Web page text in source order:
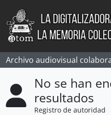
Skip to main content
Archivo audiovisual
No se han
resultados
Registro de autoridad